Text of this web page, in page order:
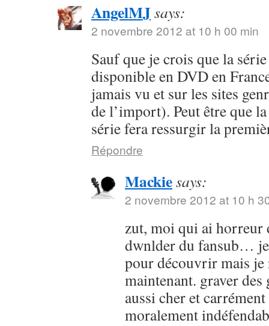
AngelMJsays:
2 novembre 2012 at 10 h 00 min
Sauf que je crois que la
disponible en DVD en
jamais vu et sur les sites
de l’import). Peut être que
série fera ressurgir la
Répondre
Mackiesays:
2 novembre 2012 at 10 h
zut, moi qui ai horreur
dwnlder du fansub…
pour découvrir mais je
maintenant. graver des
aussi cher et
moralement